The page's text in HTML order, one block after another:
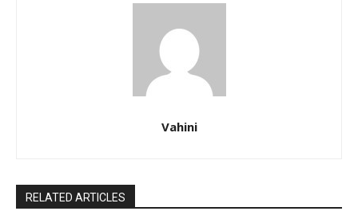
Vahini
RELATED ARTICLES